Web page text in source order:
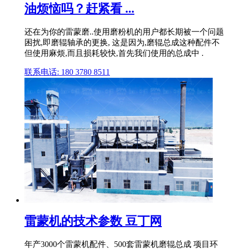
油烦恼吗？赶紧看 ...
还在为你的雷蒙磨..使用磨粉机的用户都长期被一个问题
困扰,即磨辊轴承的更换, 这是因为,磨辊总成这种配件不
但使用麻烦,而且损耗较快,首先我们使用的总成中 .
联系电话: 180 3780 8511
雷蒙机的技术参数 豆丁网
年产3000个雷蒙机配件、500套雷蒙机磨辊总成 项目环